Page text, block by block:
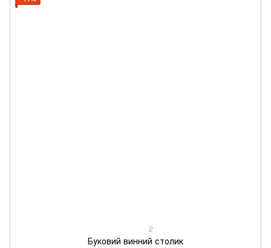
2
Буковий винний столик